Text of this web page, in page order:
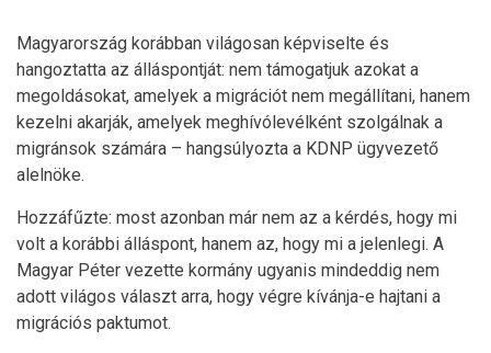
Magyarország korábban világosan képviselte és
hangoztatta az álláspontját: nem támogatjuk azokat a
megoldásokat, amelyek a migrációt nem megállítani, hanem
kezelni akarják, amelyek meghívólevélként szolgálnak a
migránsok számára – hangsúlyozta a KDNP ügyvezető
alelnöke.
Hozzáfűzte: most azonban már nem az a kérdés, hogy mi
volt a korábbi álláspont, hanem az, hogy mi a jelenlegi. A
Magyar Péter vezette kormány ugyanis mindeddig nem
adott világos választ arra, hogy végre kívánja-e hajtani a
migrációs paktumot.